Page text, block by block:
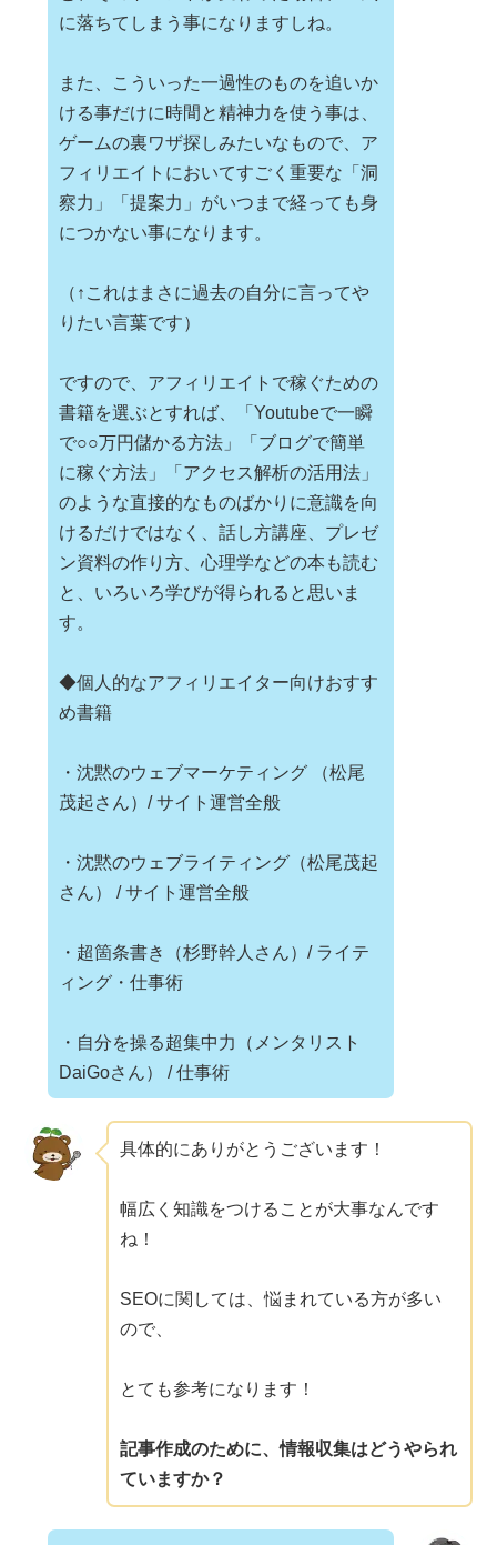
に落ちてしまう事になりますしね。
また、こういった一過性のものを追いか
ける事だけに時間と精神力を使う事は、
ゲームの裏ワザ探しみたいなもので、ア
フィリエイトにおいてすごく重要な「洞
察力」「提案力」がいつまで経っても身
につかない事になります。
（↑これはまさに過去の自分に言ってや
りたい言葉です）
ですので、アフィリエイトで稼ぐための
書籍を選ぶとすれば、「Youtubeで一瞬
で○○万円儲かる方法」「ブログで簡単
に稼ぐ方法」「アクセス解析の活用法」
のような直接的なものばかりに意識を向
けるだけではなく、話し方講座、プレゼ
ン資料の作り方、心理学などの本も読む
と、いろいろ学びが得られると思いま
す。
◆個人的なアフィリエイター向けおすす
め書籍
・沈黙のウェブマーケティング （松尾
茂起さん）/ サイト運営全般
・沈黙のウェブライティング（松尾茂起
さん） / サイト運営全般
・超箇条書き（杉野幹人さん）/ ライテ
ィング・仕事術
・自分を操る超集中力（メンタリスト
DaiGoさん） / 仕事術
具体的にありがとうございます！
幅広く知識をつけることが大事なんです
ね！
SEOに関しては、悩まれている方が多い
ので、
とても参考になります！
記事作成のために、情報収集はどうやられ
ていますか？